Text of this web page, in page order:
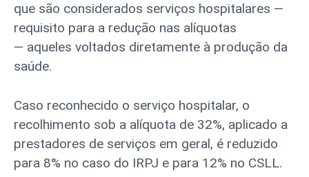
que são considerados serviços hospitalares —
requisito para a redução nas alíquotas
— aqueles voltados diretamente à produção da
saúde.
Caso reconhecido o serviço hospitalar, o
recolhimento sob a alíquota de 32%, aplicado a
prestadores de serviços em geral, é reduzido
para 8% no caso do IRPJ e para 12% no CSLL.